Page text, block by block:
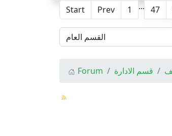
Start Prev 1 ... 47
Forum قسم الادارة